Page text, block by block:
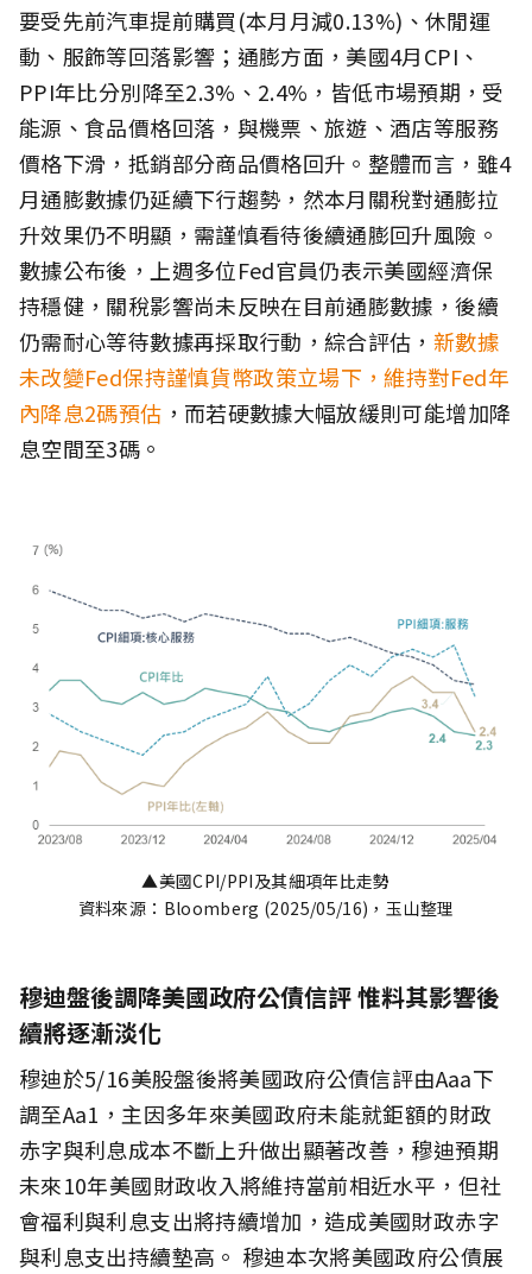
要受先前汽車提前購買(本月月減0.13%)、休閒運
動、服飾等回落影響；通膨方面，美國4月CPI、
PPI年比分別降至2.3%、2.4%，皆低市場預期，受
能源、食品價格回落，與機票、旅遊、酒店等服務
價格下滑，抵銷部分商品價格回升。整體而言，雖4
月通膨數據仍延續下行趨勢，然本月關稅對通膨拉
升效果仍不明顯，需謹慎看待後續通膨回升風險。
數據公布後，上週多位Fed官員仍表示美國經濟保
持穩健，關稅影響尚未反映在目前通膨數據，後續
仍需耐心等待數據再採取行動，綜合評估， 新數據
未改變Fed保持謹慎貨幣政策立場下，維持對Fed年
內降息2碼預估 ，而若硬數據大幅放緩則可能增加降
息空間至3碼。
▲美國CPI/PPI及其細項年比走勢
資料來源：Bloomberg (2025/05/16)，玉山整理
穆迪盤後調降美國政府公債信評 惟料其影響後
續將逐漸淡化
穆迪於5/16美股盤後將美國政府公債信評由Aaa下
調至Aa1，主因多年來美國政府未能就鉅額的財政
赤字與利息成本不斷上升做出顯著改善，穆迪預期
未來10年美國財政收入將維持當前相近水平，但社
會福利與利息支出將持續增加，造成美國財政赤字
與利息支出持續墊高。 穆迪本次將美國政府公債展